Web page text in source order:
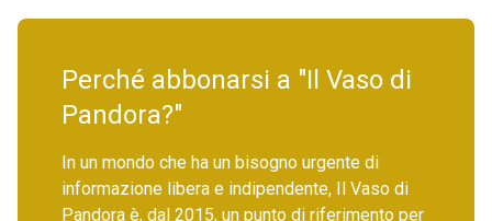
Perché abbonarsi a "Il Vaso di
Pandora?"
In un mondo che ha un bisogno urgente di
informazione libera e indipendente, Il Vaso di
Pandora è, dal 2015, un punto di riferimento per